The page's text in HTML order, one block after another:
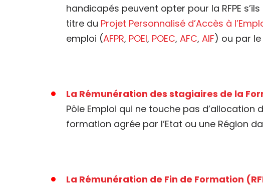
handicapés peuvent opter pour la RFPE
titre du Projet Personnalisé d’Accès à
emploi (AFPR, POEI, POEC, AFC, AIF) ou par
La Rémunération des stagiaires de la
Pôle Emploi qui ne touche pas d’allocation
formation agrée par l’Etat ou une Région
La Rémunération de Fin de Formation